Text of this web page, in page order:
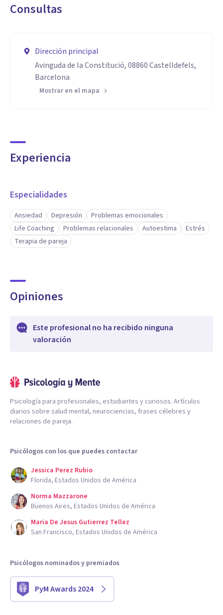
Consultas
Dirección principal
Avinguda de la Constitució, 08860 Castelldefels,
Barcelona
Mostrar en el mapa
Experiencia
Especialidades
Ansiedad Depresión
Problemas emocionales
Life Coaching
Problemas relacionales Autoestima
Estrés
Terapia de pareja
Opiniones
Este profesional no ha recibido ninguna
valoración
Psicología para profesionales, estudiantes y curiosos. Artículos
diarios sobre salud mental, neurociencias, frases célebres y
relaciones de pareja.
Psicólogos con los que puedes contactar
Jessica Perez Rubio
Florida, Estados Unidos de América
Norma Mazzarone
Buenos Aires, Estados Unidos de América
Maria De Jesus Gutierrez Tellez
San Francisco, Estados Unidos de América
Psicólogos nominados y premiados
PyM Awards 2024